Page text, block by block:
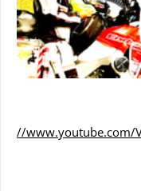
//www.youtube.com/